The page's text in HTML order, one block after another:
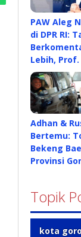
PAW Aleg
di DPR RI:
Lebih,
Adhan &
Bertemu:
Bekeng Bae
Provinsi
Topik
kota